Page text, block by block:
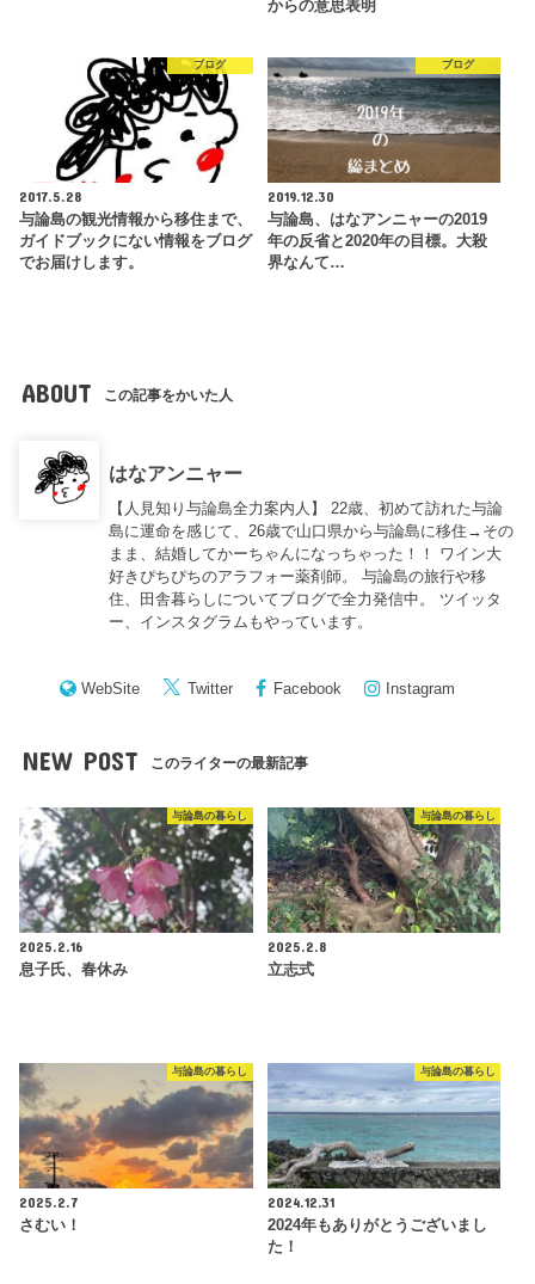
からの意思表明
ブログ
2017.5.28
与論島の観光情報から移住まで、
ガイドブックにない情報をブログ
でお届けします。
ブログ
2019.12.30
与論島、はなアンニャーの2019
年の反省と2020年の目標。大殺
界なんて…
ABOUT この記事をかいた人
はなアンニャー
【人見知り与論島全力案内人】 22歳、初めて訪れた与論
島に運命を感じて、26歳で山口県から与論島に移住→その
まま、結婚してかーちゃんになっちゃった！！ ワイン大
好きぴちぴちのアラフォー薬剤師。 与論島の旅行や移
住、田舎暮らしについてブログで全力発信中。 ツイッタ
ー、インスタグラムもやっています。
WebSite Twitter Facebook Instagram
NEW POST このライターの最新記事
与論島の暮らし
2025.2.16
息子氏、春休み
与論島の暮らし
2025.2.8
立志式
与論島の暮らし
2025.2.7
さむい！
与論島の暮らし
2024.12.31
2024年もありがとうございまし
た！